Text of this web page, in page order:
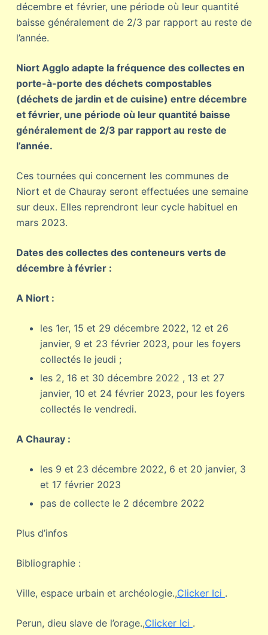
décembre et février, une période où leur quantité
baisse généralement de 2/3 par rapport au reste de
l’année.
Niort Agglo adapte la fréquence des collectes en
porte-à-porte des déchets compostables
(déchets de jardin et de cuisine) entre décembre
et février, une période où leur quantité baisse
généralement de 2/3 par rapport au reste de
l’année.
Ces tournées qui concernent les communes de
Niort et de Chauray seront effectuées une semaine
sur deux. Elles reprendront leur cycle habituel en
mars 2023.
Dates des collectes des conteneurs verts de
décembre à février :
A Niort :
les 1er, 15 et 29 décembre 2022, 12 et 26
janvier, 9 et 23 février 2023, pour les foyers
collectés le jeudi ;
les 2, 16 et 30 décembre 2022 , 13 et 27
janvier, 10 et 24 février 2023, pour les foyers
collectés le vendredi.
A Chauray :
les 9 et 23 décembre 2022, 6 et 20 janvier, 3
et 17 février 2023
pas de collecte le 2 décembre 2022
Plus d’infos
Bibliographie :
Ville, espace urbain et archéologie.,Clicker Ici .
Perun, dieu slave de l’orage.,Clicker Ici .